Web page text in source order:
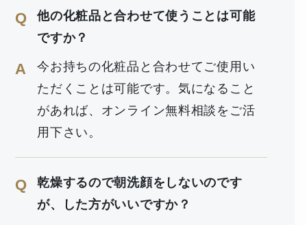
Q
他の化粧品と合わせて使うことは可能
ですか？
A
今お持ちの化粧品と合わせてご使用い
ただくことは可能です。気になること
があれば、オンライン無料相談をご活
用下さい。
Q
乾燥するので朝洗顔をしないのです
が、した方がいいですか？